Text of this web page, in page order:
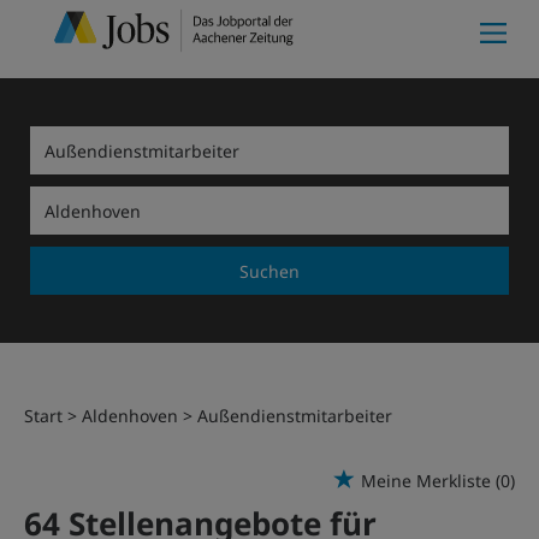
Suchen
Start Aldenhoven Außendienstmitarbeiter
Meine Merkliste (0)
64 Stellenangebote für